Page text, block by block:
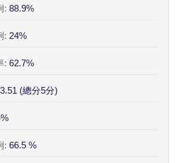
: 88.9%
: 24%
: 62.7%
3.51 (總分5分)
: 66.5 %